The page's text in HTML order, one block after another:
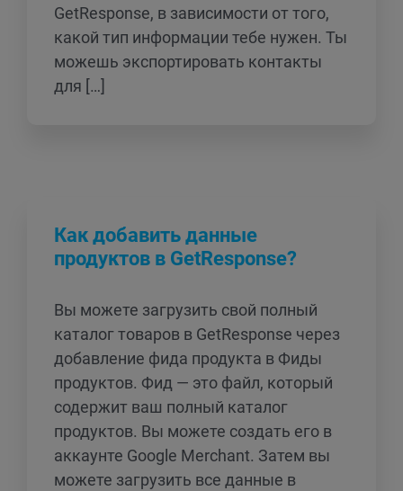
GetResponse, в зависимости от того,
какой тип информации тебе нужен. Ты
можешь экспортировать контакты
для […]
Как добавить данные
продуктов в GetResponse?
Вы можете загрузить свой полный
каталог товаров в GetResponse через
добавление фида продукта в Фиды
продуктов. Фид — это файл, который
содержит ваш полный каталог
продуктов. Вы можете создать его в
аккаунте Google Merchant. Затем вы
можете загрузить все данные в